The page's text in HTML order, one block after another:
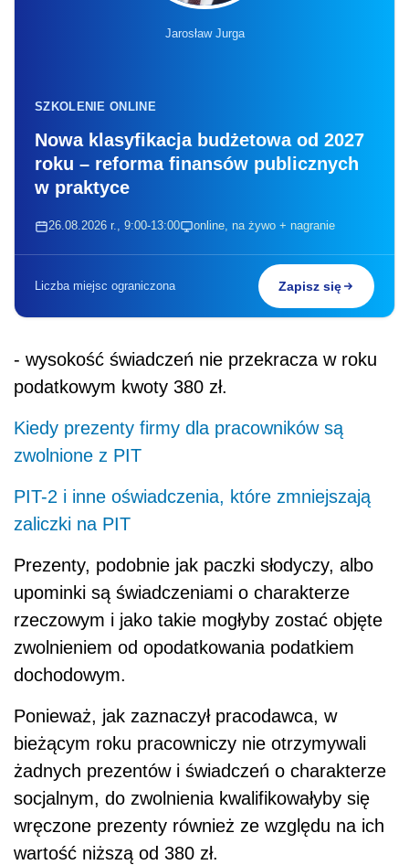
Jarosław Jurga
SZKOLENIE ONLINE
Nowa klasyfikacja budżetowa od 2027
roku – reforma finansów publicznych
w praktyce
26.08.2026 r., 9:00-13:00 online, na żywo + nagranie
Liczba miejsc ograniczona Zapisz się
- wysokość świadczeń nie przekracza w roku
podatkowym kwoty 380 zł.
Kiedy prezenty firmy dla pracowników są
zwolnione z PIT
PIT-2 i inne oświadczenia, które zmniejszają
zaliczki na PIT
Prezenty, podobnie jak paczki słodyczy, albo
upominki są świadczeniami o charakterze
rzeczowym i jako takie mogłyby zostać objęte
zwolnieniem od opodatkowania podatkiem
dochodowym.
Ponieważ, jak zaznaczył pracodawca, w
bieżącym roku pracowniczy nie otrzymywali
żadnych prezentów i świadczeń o charakterze
socjalnym, do zwolnienia kwalifikowałyby się
wręczone prezenty również ze względu na ich
wartość niższą od 380 zł.